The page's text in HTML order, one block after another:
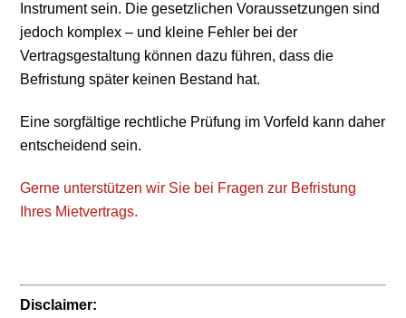
Instrument sein. Die gesetzlichen Voraussetzungen sind
jedoch komplex – und kleine Fehler bei der
Vertragsgestaltung können dazu führen, dass die
Befristung später keinen Bestand hat.
Eine sorgfältige rechtliche Prüfung im Vorfeld kann daher
entscheidend sein.
Gerne unterstützen wir Sie bei Fragen zur Befristung
Ihres Mietvertrags.
Disclaimer: